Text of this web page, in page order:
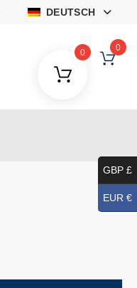
DEUTSCH
0
0
GBP £
EUR €